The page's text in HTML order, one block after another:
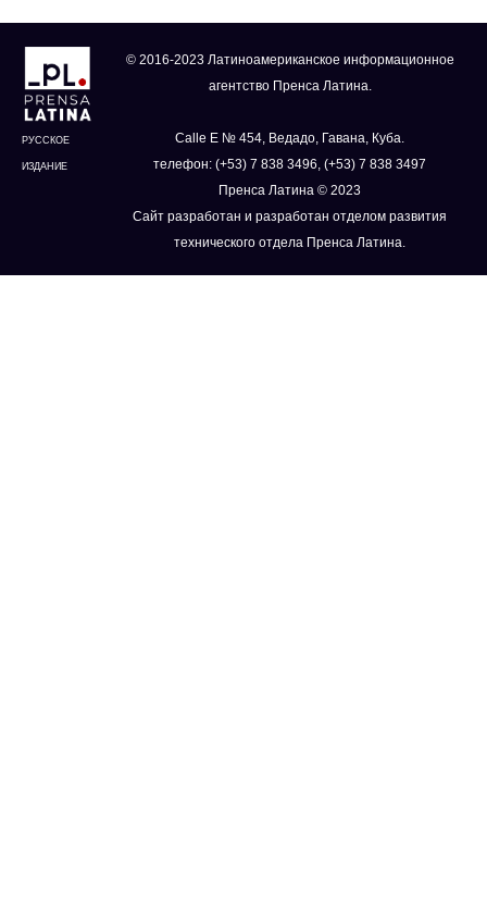
РУССКОЕ
ИЗДАНИЕ
© 2016-2023 Латиноамериканское информационное
агентство Пренса Латина.
Calle E № 454, Ведадо, Гавана, Куба.
телефон: (+53) 7 838 3496, (+53) 7 838 3497
Пренса Латина © 2023
Сайт разработан и разработан отделом развития
технического отдела Пренса Латина.